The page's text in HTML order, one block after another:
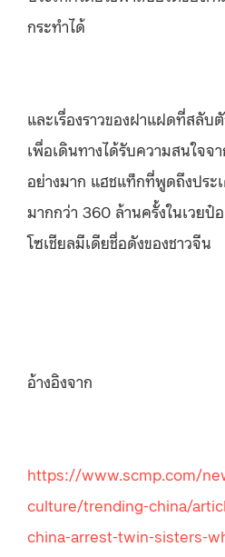
กระทำได้
และเรื่องราวของฝาแฝดที่สลั
เพื่อเดินทางได้รับความสนใจจ
อย่างมาก แฮชแท็กที่พูดถึงประ
มากกว่า 360 ล้านครั้งในเวย
โซเชียลมีเดียชื่อดังของชาวจีน
อ้างอิงจาก
https://www.scmp.com/
culture/trending-china/
china-arrest-twin-sisters-